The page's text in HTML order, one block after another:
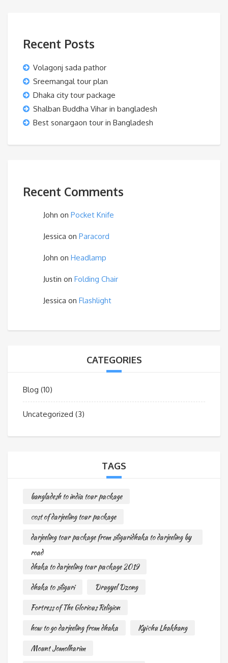
Recent Posts
Volagonj sada pathor
Sreemangal tour plan
Dhaka city tour package
Shalban Buddha Vihar in bangladesh
Best sonargaon tour in Bangladesh
Recent Comments
John on Pocket Knife
Jessica on Paracord
John on Headlamp
Justin on Folding Chair
Jessica on Flashlight
CATEGORIES
Blog (10)
Uncategorized (3)
TAGS
bangladesh to india tour package
cost of darjeeling tour package
darjeeling tour package from siliguridhaka to darjeeling by
road
dhaka to darjeeling tour package 2019
dhaka to siliguri
Drugyel Dzong
Fortress of The Glorious Religion
how to go darjeeling from dhaka
Kyichu Lhakhang
Mount Jomolharim